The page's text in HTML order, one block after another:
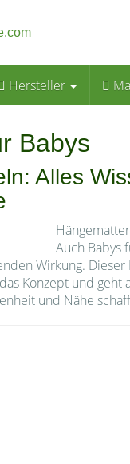
Hersteller
Babys
Alles
Auch Babys
Wirkung.
Konzept und
und Nähe